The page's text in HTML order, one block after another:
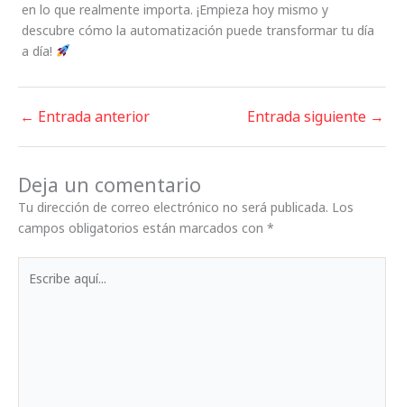
en lo que realmente importa. ¡Empieza hoy mismo y
descubre cómo la automatización puede transformar tu día
a día!
← Entrada anterior Entrada siguiente →
Deja un comentario
Tu dirección de correo electrónico no será publicada. Los
campos obligatorios están marcados con *
aquí...